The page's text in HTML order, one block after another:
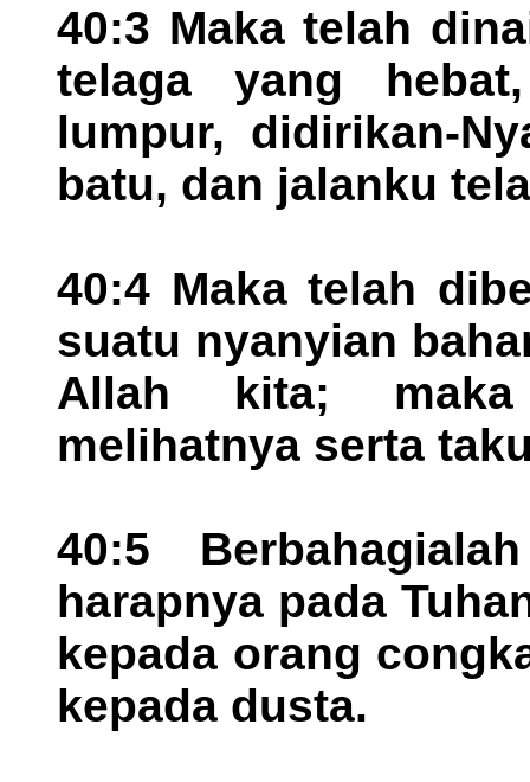
40:3 Maka telah
telaga yang
lumpur, didirikan-
batu, dan jalanku
40:4 Maka telah
suatu nyanyian
Allah kita;
melihatnya serta
40:5
harapnya pada
kepada orang
kepada dusta.